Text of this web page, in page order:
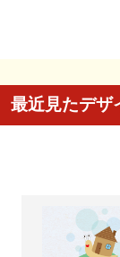
最近見たデザ